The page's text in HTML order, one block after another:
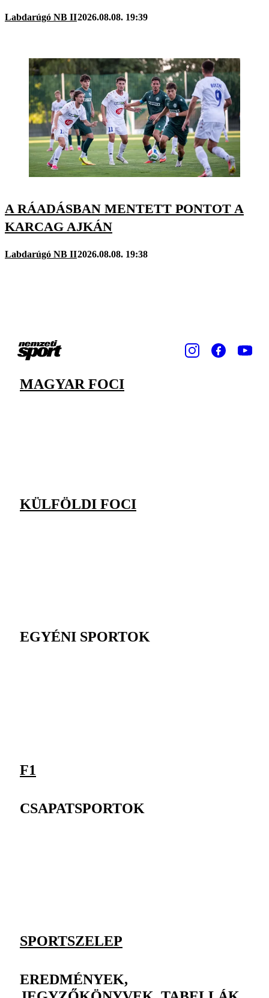
Labdarúgó NB II2026.08.08. 19:39
A RÁADÁSBAN MENTETT PONTOT A
KARCAG AJKÁN
Labdarúgó NB II2026.08.08. 19:38
MAGYAR FOCI
KÜLFÖLDI FOCI
EGYÉNI SPORTOK
F1
CSAPATSPORTOK
SPORTSZELEP
EREDMÉNYEK,